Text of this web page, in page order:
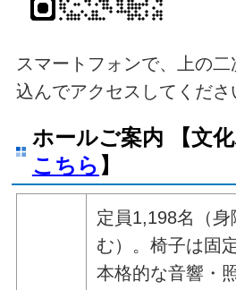
スマートフォンで、上の
込んでアクセスしてくださ
ホールご案内
【文
こちら 】
定員1,198名（身
む）。椅子は固定
本格的な音響・